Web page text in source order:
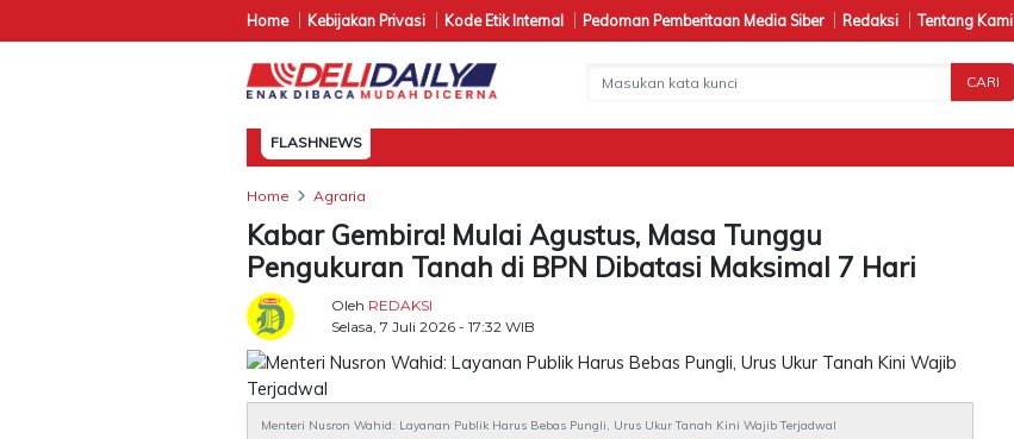
Home Kebijakan Privasi Kode Etik Internal Pedoman Pemberitaan Media Siber Redaksi Tentang Kami
CARI
FLASHNEWS
Home Agraria
Kabar Gembira! Mulai Agustus, Masa Tunggu
Pengukuran Tanah di BPN Dibatasi Maksimal 7 Hari
Oleh REDAKSI
Selasa, 7 Juli 2026 - 17:32 WIB
Menteri Nusron Wahid: Layanan Publik Harus Bebas Pungli, Urus Ukur Tanah Kini Wajib Terjadwal